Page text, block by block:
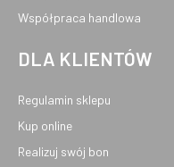
Współpraca handlowa
DLA KLIENTÓW
Regulamin sklepu
Kup online
Realizuj swój bon